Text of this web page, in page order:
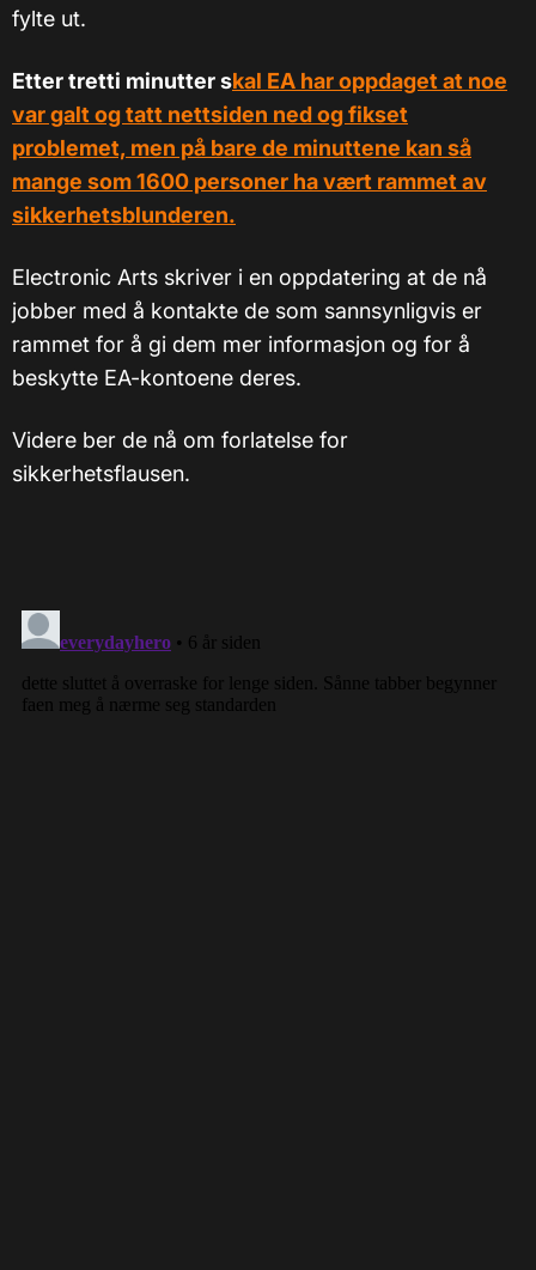
fylte ut.
Etter tretti minutter skal EA har oppdaget at noe
var galt og tatt nettsiden ned og fikset
problemet, men på bare de minuttene kan så
mange som 1600 personer ha vært rammet av
sikkerhetsblunderen.
Electronic Arts skriver i en oppdatering at de nå
jobber med å kontakte de som sannsynligvis er
rammet for å gi dem mer informasjon og for å
beskytte EA-kontoene deres.
Videre ber de nå om forlatelse for
sikkerhetsflausen.